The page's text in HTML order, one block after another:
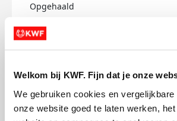
Welkom bij KWF. Fijn dat je onze
We gebruiken cookies en vergelijkbare
onze website goed te laten werken,
Opgehaald
Julia's badges